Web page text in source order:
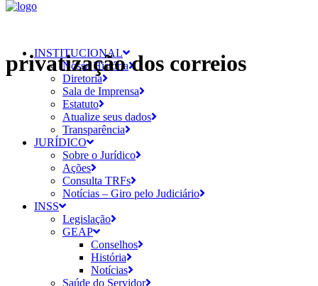
INSTITUCIONAL
Nossa História
Diretoria
Sala de Imprensa
Estatuto
Atualize seus dados
Transparência
JURÍDICO
Sobre o Jurídico
Ações
Consulta TRFs
Notícias – Giro pelo Judiciário
INSS
Legislação
GEAP
Conselhos
História
Notícias
Saúde do Servidor
privatização dos correios